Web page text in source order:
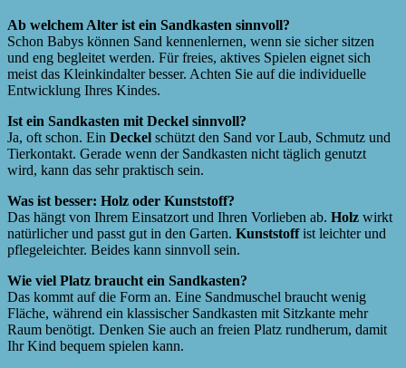
Ab welchem Alter ist ein Sandkasten sinnvoll?
Schon Babys können Sand kennenlernen, wenn sie sicher sitzen
und eng begleitet werden. Für freies, aktives Spielen eignet sich
meist das Kleinkindalter besser. Achten Sie auf die individuelle
Entwicklung Ihres Kindes.
Ist ein Sandkasten mit Deckel sinnvoll?
Ja, oft schon. Ein Deckel schützt den Sand vor Laub, Schmutz und
Tierkontakt. Gerade wenn der Sandkasten nicht täglich genutzt
wird, kann das sehr praktisch sein.
Was ist besser: Holz oder Kunststoff?
Das hängt von Ihrem Einsatzort und Ihren Vorlieben ab. Holz wirkt
natürlicher und passt gut in den Garten. Kunststoffist leichter und
pflegeleichter. Beides kann sinnvoll sein.
Wie viel Platz braucht ein Sandkasten?
Das kommt auf die Form an. Eine Sandmuschel braucht wenig
Fläche, während ein klassischer Sandkasten mit Sitzkante mehr
Raum benötigt. Denken Sie auch an freien Platz rundherum, damit
Ihr Kind bequem spielen kann.